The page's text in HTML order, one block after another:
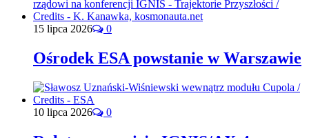
15 lipca 2026 0
Ośrodek ESA powstanie w Warszawie
10 lipca 2026 0